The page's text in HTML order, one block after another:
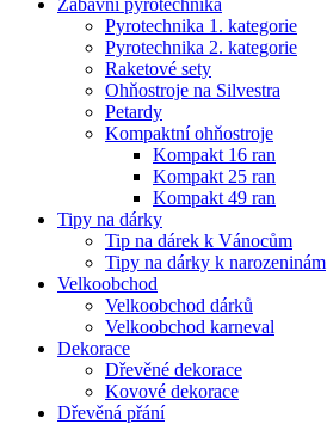
Pyrotechnika 1. kategorie
Pyrotechnika 2. kategorie
Raketové sety
Ohňostroje na Silvestra
Petardy
Kompaktní ohňostroje
Kompakt 16 ran
Kompakt 25 ran
Kompakt 49 ran
Tipy na dárky
Tip na dárek k Vánocům
Tipy na dárky k narozeninám
Velkoobchod
Velkoobchod dárků
Velkoobchod karneval
Dekorace
Dřevěné dekorace
Kovové dekorace
Dřevěná přání